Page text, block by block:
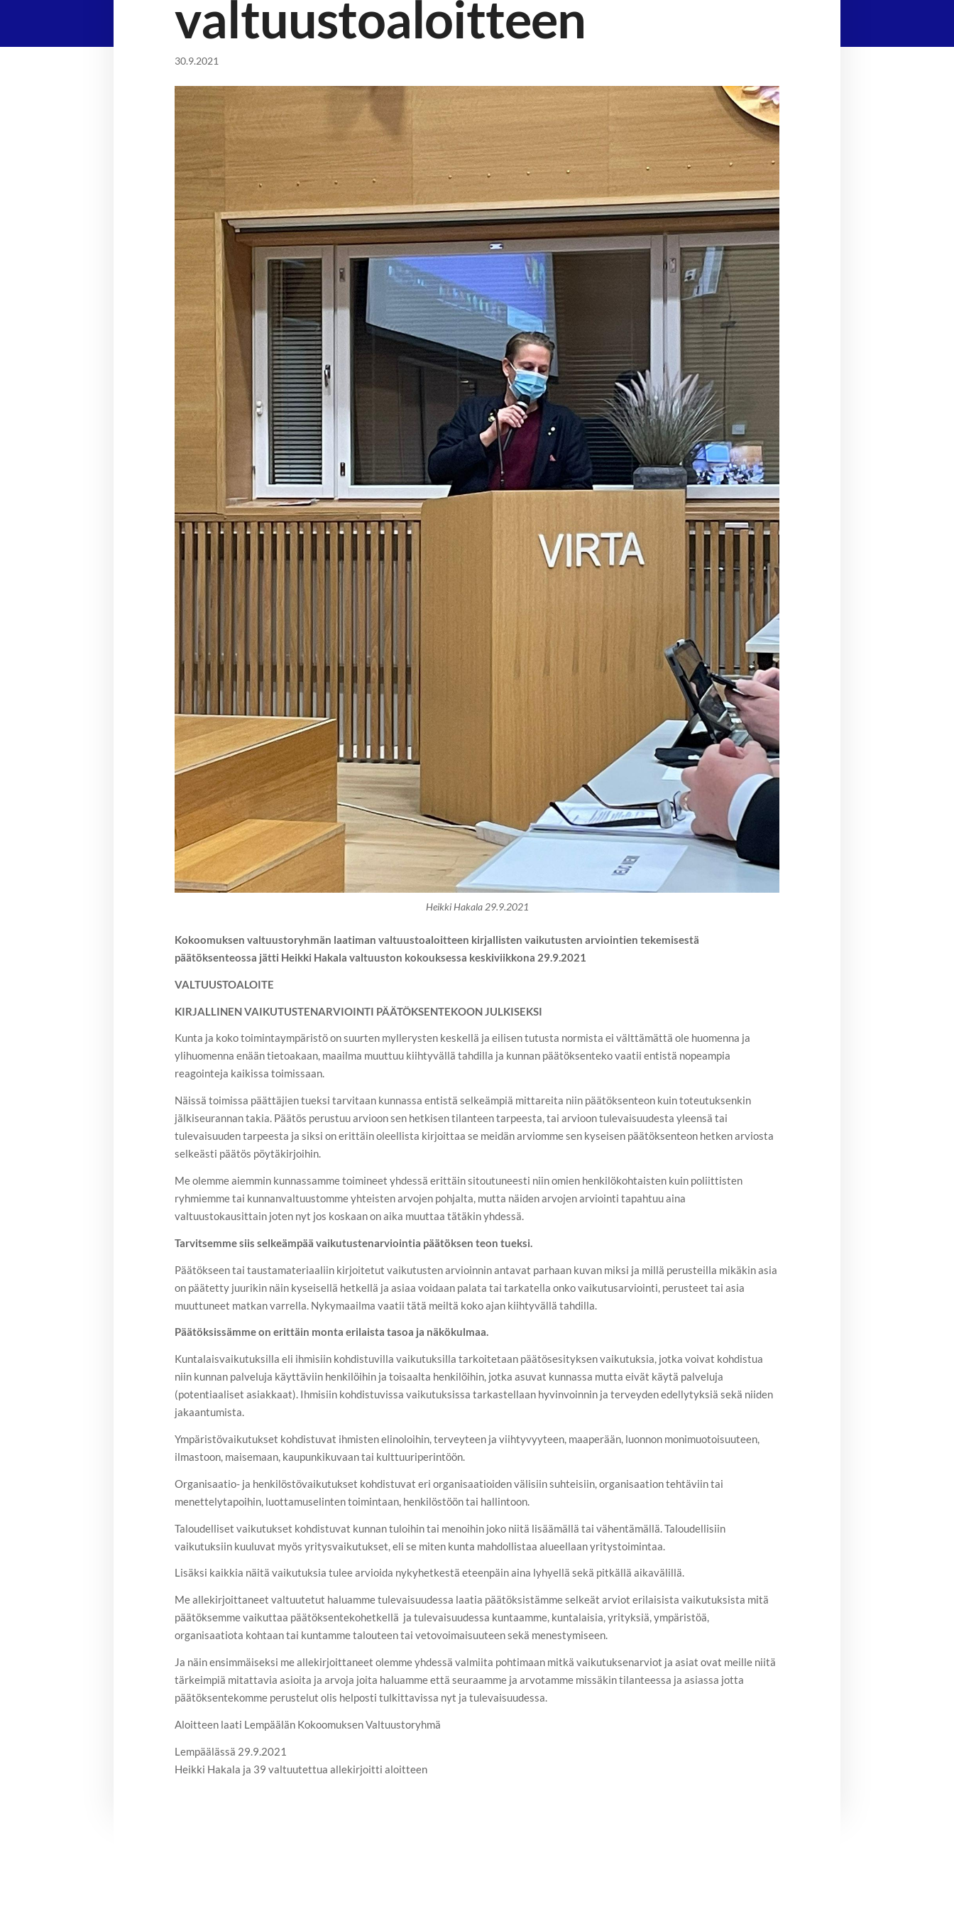
valtuustoaloitteen
30.9.2021
Heikki Hakala 29.9.2021
Kokoomuksen valtuustoryhmän laatiman valtuustoaloitteen kirjallisten vaikutusten arviointien tekemisestä
päätöksenteossa jätti Heikki Hakala valtuuston kokouksessa keskiviikkona 29.9.2021
VALTUUSTOALOITE
KIRJALLINEN VAIKUTUSTENARVIOINTI PÄÄTÖKSENTEKOON JULKISEKSI
Kunta ja koko toimintaympäristö on suurten myllerysten keskellä ja eilisen tutusta normista ei välttämättä ole huomenna ja
ylihuomenna enään tietoakaan, maailma muuttuu kiihtyvällä tahdilla ja kunnan päätöksenteko vaatii entistä nopeampia
reagointeja kaikissa toimissaan.
Näissä toimissa päättäjien tueksi tarvitaan kunnassa entistä selkeämpiä mittareita niin päätöksenteon kuin toteutuksenkin
jälkiseurannan takia. Päätös perustuu arvioon sen hetkisen tilanteen tarpeesta, tai arvioon tulevaisuudesta yleensä tai
tulevaisuuden tarpeesta ja siksi on erittäin oleellista kirjoittaa se meidän arviomme sen kyseisen päätöksenteon hetken arviosta
selkeästi päätös pöytäkirjoihin.
Me olemme aiemmin kunnassamme toimineet yhdessä erittäin sitoutuneesti niin omien henkilökohtaisten kuin poliittisten
ryhmiemme tai kunnanvaltuustomme yhteisten arvojen pohjalta, mutta näiden arvojen arviointi tapahtuu aina
valtuustokausittain joten nyt jos koskaan on aika muuttaa tätäkin yhdessä.
Tarvitsemme siis selkeämpää vaikutustenarviointia päätöksen teon tueksi.
Päätökseen tai taustamateriaaliin kirjoitetut vaikutusten arvioinnin antavat parhaan kuvan miksi ja millä perusteilla mikäkin asia
on päätetty juurikin näin kyseisellä hetkellä ja asiaa voidaan palata tai tarkatella onko vaikutusarviointi, perusteet tai asia
muuttuneet matkan varrella. Nykymaailma vaatii tätä meiltä koko ajan kiihtyvällä tahdilla.
Päätöksissämme on erittäin monta erilaista tasoa ja näkökulmaa.
Kuntalaisvaikutuksilla eli ihmisiin kohdistuvilla vaikutuksilla tarkoitetaan päätösesityksen vaikutuksia, jotka voivat kohdistua
niin kunnan palveluja käyttäviin henkilöihin ja toisaalta henkilöihin, jotka asuvat kunnassa mutta eivät käytä palveluja
(potentiaaliset asiakkaat). Ihmisiin kohdistuvissa vaikutuksissa tarkastellaan hyvinvoinnin ja terveyden edellytyksiä sekä niiden
jakaantumista.
Ympäristövaikutukset kohdistuvat ihmisten elinoloihin, terveyteen ja viihtyvyyteen, maaperään, luonnon monimuotoisuuteen,
ilmastoon, maisemaan, kaupunkikuvaan tai kulttuuriperintöön.
Organisaatio- ja henkilöstövaikutukset kohdistuvat eri organisaatioiden välisiin suhteisiin, organisaation tehtäviin tai
menettelytapoihin, luottamuselinten toimintaan, henkilöstöön tai hallintoon.
Taloudelliset vaikutukset kohdistuvat kunnan tuloihin tai menoihin joko niitä lisäämällä tai vähentämällä. Taloudellisiin
vaikutuksiin kuuluvat myös yritysvaikutukset, eli se miten kunta mahdollistaa alueellaan yritystoimintaa.​
Lisäksi kaikkia näitä vaikutuksia tulee arvioida nykyhetkestä eteenpäin aina lyhyellä sekä pitkällä aikavälillä.
Me allekirjoittaneet valtuutetut haluamme tulevaisuudessa laatia päätöksistämme selkeät arviot erilaisista vaikutuksista mitä
päätöksemme vaikuttaa päätöksentekohetkellä ja tulevaisuudessa kuntaamme, kuntalaisia, yrityksiä, ympäristöä,
organisaatiota kohtaan tai kuntamme talouteen tai vetovoimaisuuteen sekä menestymiseen.
Ja näin ensimmäiseksi me allekirjoittaneet olemme yhdessä valmiita pohtimaan mitkä vaikutuksenarviot ja asiat ovat meille niitä
tärkeimpiä mitattavia asioita ja arvoja joita haluamme että seuraamme ja arvotamme missäkin tilanteessa ja asiassa jotta
päätöksentekomme perustelut olis helposti tulkittavissa nyt ja tulevaisuudessa.
Aloitteen laati Lempäälän Kokoomuksen Valtuustoryhmä
Lempäälässä 29.9.2021
Heikki Hakala ja 39 valtuutettua allekirjoitti aloitteen